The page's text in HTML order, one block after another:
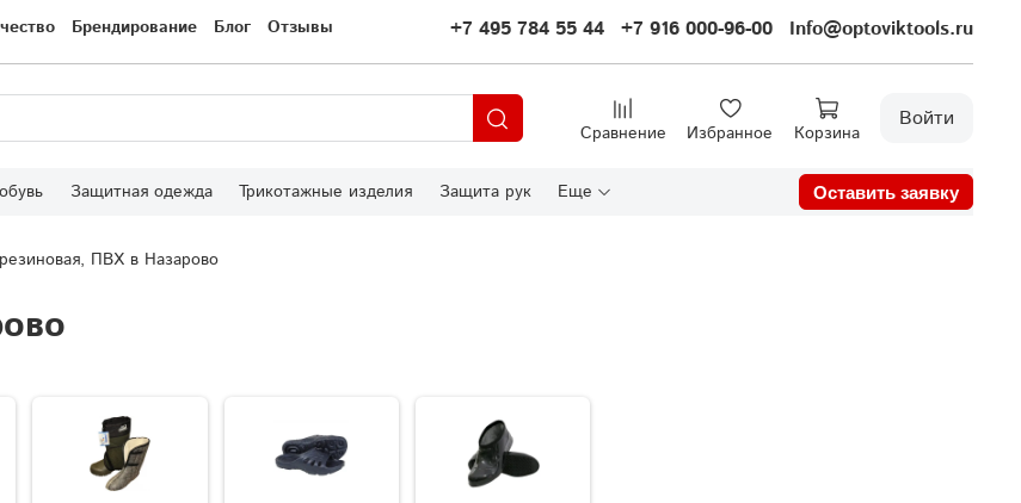
Брендирование Блог Отзывы +7 495 784 55 44 +7 916 000-96-00 Info@optoviktools.ru
Сравнение Избранное Корзина
Войти
Защитная одежда Трикотажные изделия Защита рук Еще Оставить заявку
ПВХ в Назарово